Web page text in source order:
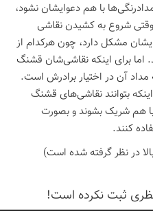
با هم دعوایشان نشود،
وقتی شروع به کشیدن نقاشی
مشکل دارد، چون هرکدام از
اما برای اینکه نقاشی‌شان قشنگ
مداد آن در اختیار برادرش است.
بتوانند نقاشی‌های قشنگ
هم شریک بشوند و بصورت
کنند.
ثبت نكرده است!